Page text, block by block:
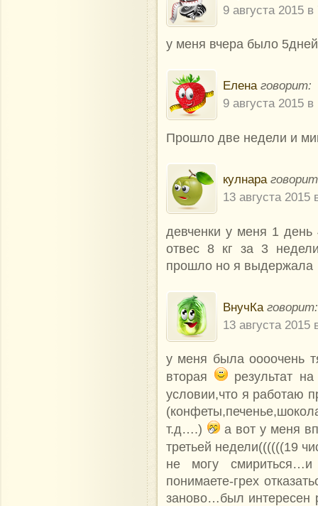
9 августа 2015 в
у меня вчера было
Елена говорит:
9 августа 2015 в
Прошло две недели и
кулнара
13 августа 2015
девченки у меня 1
отвес 8 кг за 3
прошло но я выдержала
ВнучКа говорит:
13 августа 2015
у меня была оооочень
вторая
результат
условии,что я работаю
т.д….)
а вот у меня
третьей недели((((((19
не могу
понимаете-грех
заново…был интересен